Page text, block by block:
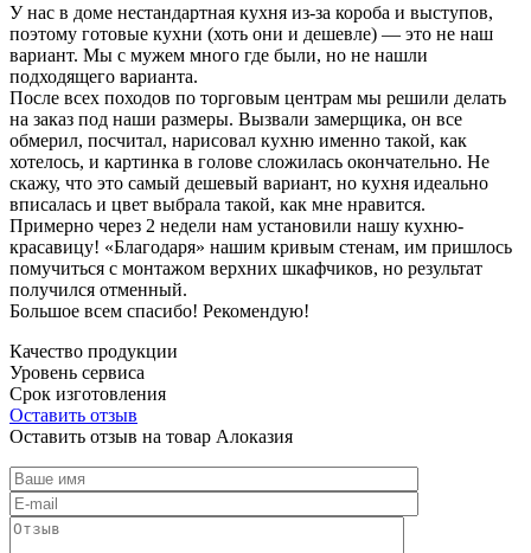
У нас в доме нестандартная кухня из-за короба и выступов,
поэтому готовые кухни (хоть они и дешевле) — это не наш
вариант. Мы с мужем много где были, но не нашли
подходящего варианта.
После всех походов по торговым центрам мы решили делать
на заказ под наши размеры. Вызвали замерщика, он все
обмерил, посчитал, нарисовал кухню именно такой, как
хотелось, и картинка в голове сложилась окончательно. Не
скажу, что это самый дешевый вариант, но кухня идеально
вписалась и цвет выбрала такой, как мне нравится.
Примерно через 2 недели нам установили нашу кухню-
красавицу! «Благодаря» нашим кривым стенам, им пришлось
помучиться с монтажом верхних шкафчиков, но результат
получился отменный.
Большое всем спасибо! Рекомендую!
Качество продукции
Уровень сервиса
Срок изготовления
Оставить отзыв
Оставить отзыв на товар Алоказия